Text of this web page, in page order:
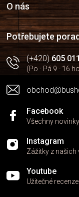
a
t
í
O nás
Potřebujete
(+420)605
(Po - Pá 9 - 16
Facebook
Všechny
Instagram
Zážitky z našich
Youtube
Užitečné